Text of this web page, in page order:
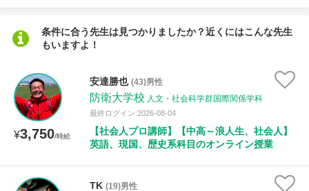
条件に合う先生は見つかりましたか？近くにはこんな先生
もいますよ！
¥3,750/時給
安達勝也 (43)男性
防衛大学校 人文・社会科学群国際関係学科
最終ログイン:2026-08-04
【社会人プロ講師】【中高～浪人生、社会人】
英語、現国、歴史系科目のオンライン授業
TK (19)男性